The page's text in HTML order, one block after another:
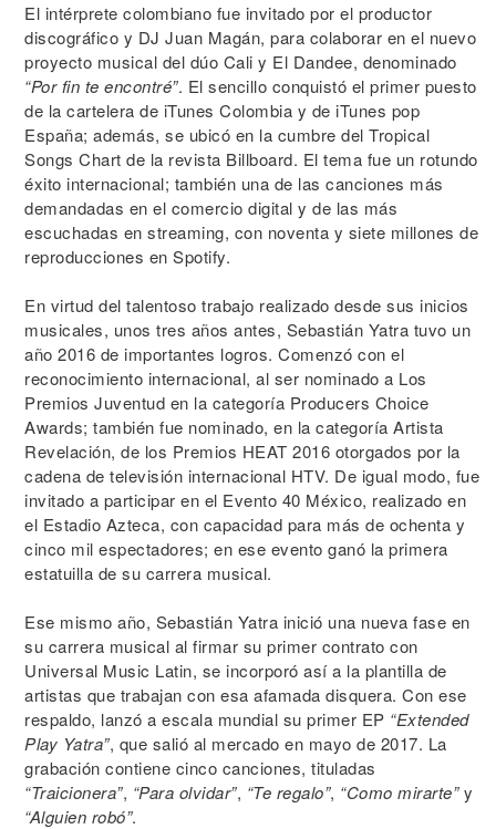
El intérprete colombiano fue invitado por el productor
discográfico y DJ Juan Magán, para colaborar en el nuevo
proyecto musical del dúo Cali y El Dandee, denominado
“Por fin te encontré”. El sencillo conquistó el primer puesto
de la cartelera de iTunes Colombia y de iTunes pop
España; además, se ubicó en la cumbre del Tropical
Songs Chart de la revista Billboard. El tema fue un rotundo
éxito internacional; también una de las canciones más
demandadas en el comercio digital y de las más
escuchadas en streaming, con noventa y siete millones de
reproducciones en Spotify.
En virtud del talentoso trabajo realizado desde sus inicios
musicales, unos tres años antes, Sebastián Yatra tuvo un
año 2016 de importantes logros. Comenzó con el
reconocimiento internacional, al ser nominado a Los
Premios Juventud en la categoría Producers Choice
Awards; también fue nominado, en la categoría Artista
Revelación, de los Premios HEAT 2016 otorgados por la
cadena de televisión internacional HTV. De igual modo, fue
invitado a participar en el Evento 40 México, realizado en
el Estadio Azteca, con capacidad para más de ochenta y
cinco mil espectadores; en ese evento ganó la primera
estatuilla de su carrera musical.
Ese mismo año, Sebastián Yatra inició una nueva fase en
su carrera musical al firmar su primer contrato con
Universal Music Latin, se incorporó así a la plantilla de
artistas que trabajan con esa afamada disquera. Con ese
respaldo, lanzó a escala mundial su primer EP “Extended
Play Yatra”, que salió al mercado en mayo de 2017. La
grabación contiene cinco canciones, tituladas
“Traicionera”, “Para olvidar”, “Te regalo”, “Como mirarte”y
“Alguien robó”.